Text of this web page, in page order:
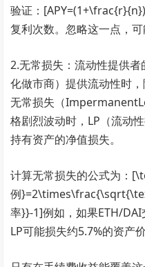
验证：
复利次数。忽略这一点，可
2.无常损失：流动性提供
化做市商）提供流动性时
无常损失（
格剧烈波动时，LP（流动
持有资产的净值损失。
计算无常损失的公式为：
例
率}}-1]例如，如果ETH/DAI
LP可能损失约5.7%的资产价